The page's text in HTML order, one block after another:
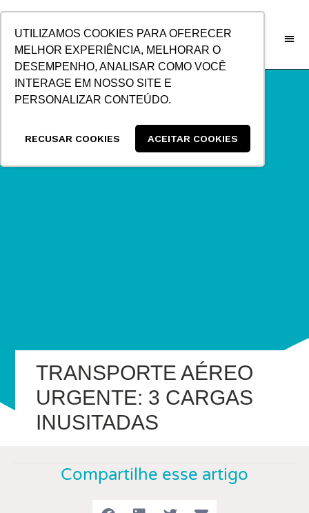
UTILIZAMOS COOKIES PARA OFERECER
MELHOR EXPERIÊNCIA, MELHORAR O
DESEMPENHO, ANALISAR COMO VOCÊ
INTERAGE EM NOSSO SITE E
PERSONALIZAR CONTEÚDO.
RECUSAR COOKIES ACEITAR COOKIES
CONTEÚDO
TRANSPORTE AÉREO
URGENTE: 3 CARGAS
INUSITADAS
Compartilhe esse artigo